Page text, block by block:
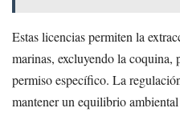
Estas licencias permiten la
marinas, excluyendo la coquina,
permiso específico. La
mantener un equilibrio